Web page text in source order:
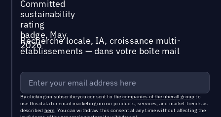
Recherche locale, IA, croissance multi-
établissements — dans votre boîte mail
By clicking on subscribe you consent to the companies of the uberall groupto
use this data for email marketing on our products, services, and market trends as
described here. You can withdraw this consent at any time without affecting the